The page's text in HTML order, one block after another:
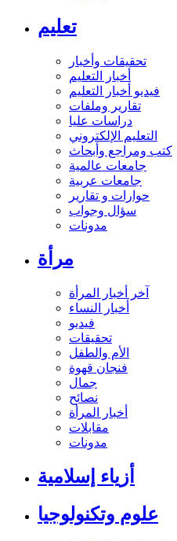
تعليم
تحقيقات وأخبار
أخبار التعليم
فيديو أخبار التعليم
تقارير وملفات
دراسات عليا
التعليم الإلكتروني
كتب ومراجع وأبحاث
جامعات عالمية
جامعات عربية
حوارات و تقارير
سؤال وجواب
مدونات
مرأة
آخر أخبار المرأة
أخبار النساء
فيديو
تحقيقات
الأم والطفل
فنجان قهوة
جمال
نصائح
أخبار المرأة
مقابلات
مدونات
أزياء إسلامية
علوم وتكنولوجيا